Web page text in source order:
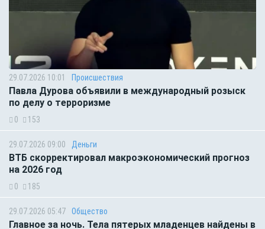
29.07.2026 10:01 Происшествия
Павла Дурова объявили в международный розыск
по делу о терроризме
0 153
29.07.2026 09:00 Деньги
ВТБ скорректировал макроэкономический прогноз
на 2026 год
0 185
29.07.2026 05:47 Общество
Главное за ночь. Тела пятерых младенцев найдены в